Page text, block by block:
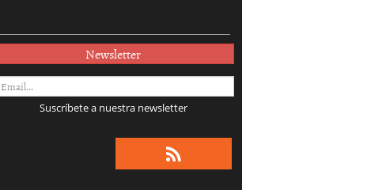
Newsletter
Suscríbete a nuestra newsletter